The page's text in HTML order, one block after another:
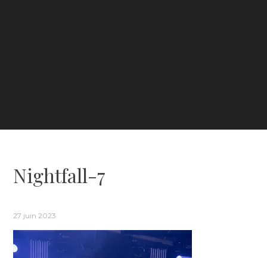
Nightfall-7
27 juin 2023